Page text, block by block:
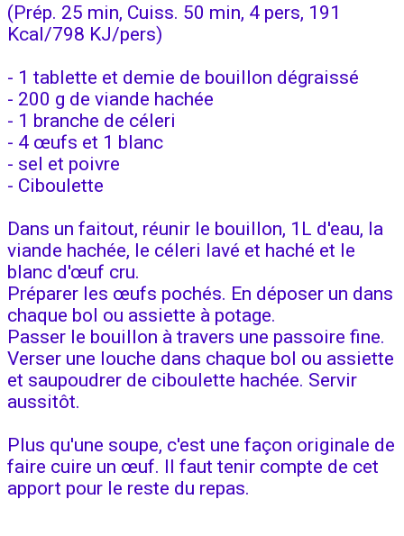
(Prép. 25 min, Cuiss. 50 min, 4 pers, 191
Kcal/798 KJ/pers)
- 1 tablette et demie de bouillon dégraissé
- 200 g de viande hachée
- 1 branche de céleri
- 4 œufs et 1 blanc
- sel et poivre
- Ciboulette
Dans un faitout, réunir le bouillon, 1L d'eau, la
viande hachée, le céleri lavé et haché et le
blanc d'œuf cru.
Préparer les œufs pochés. En déposer un dans
chaque bol ou assiette à potage.
Passer le bouillon à travers une passoire fine.
Verser une louche dans chaque bol ou assiette
et saupoudrer de ciboulette hachée. Servir
aussitôt.
Plus qu'une soupe, c'est une façon originale de
faire cuire un œuf. Il faut tenir compte de cet
apport pour le reste du repas.